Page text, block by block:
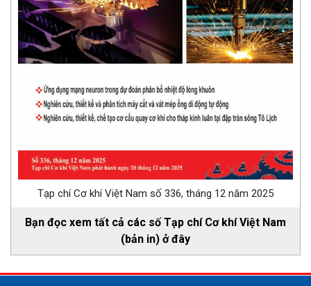
Tạp chí Cơ khí Việt Nam số 336, tháng 12 năm 2025
Bạn đọc xem tất cả các số Tạp chí Cơ khí Việt Nam
(bản in) ở đây